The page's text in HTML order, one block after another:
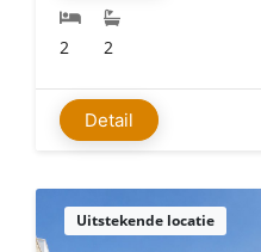
2 2
Detail
Uitstekende locatie